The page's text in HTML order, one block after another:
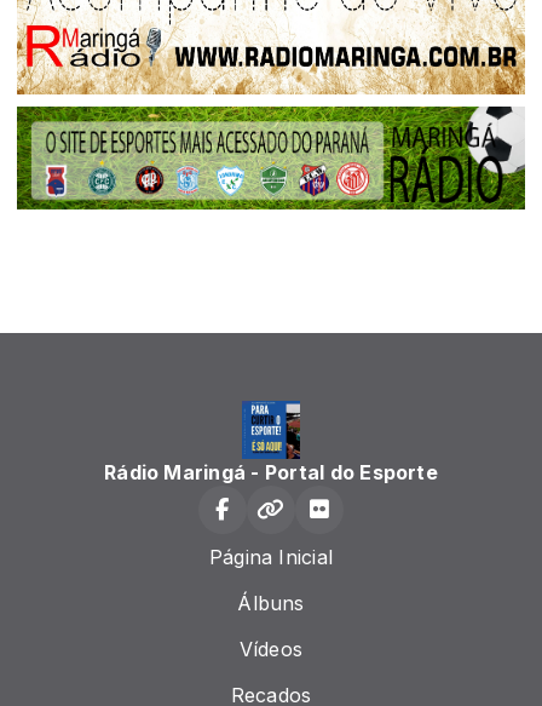
Rádio Maringá - Portal do Esporte
Página Inicial
Álbuns
Vídeos
Recados